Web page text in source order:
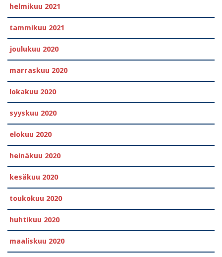
helmikuu 2021
tammikuu 2021
joulukuu 2020
marraskuu 2020
lokakuu 2020
syyskuu 2020
elokuu 2020
heinäkuu 2020
kesäkuu 2020
toukokuu 2020
huhtikuu 2020
maaliskuu 2020